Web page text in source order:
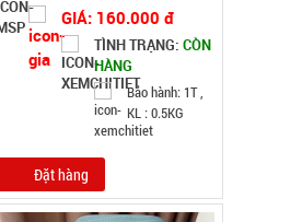
GIÁ: 160.000 đ
TÌNH TRẠNG: CÒN
HÀNG
Bảo hành: 1T ,
KL : 0.5KG
Đặt hàng